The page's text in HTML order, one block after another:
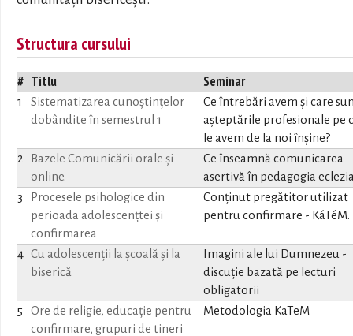
Structura cursului
# Titlu Seminar
1
Sistematizarea cunoștințelor
dobândite în semestrul 1
Ce întrebări avem și care
așteptările profesionale pe
le avem de la noi înșine?
2
Bazele Comunicării orale și
online.
Ce înseamnă comunicarea
asertivă în pedagogia
3
Procesele psihologice din
perioada adolescențtei și
confirmarea
Conținut pregătitor utilizat
pentru confirmare - KáTéM.
4 Cu adolescenții la școală și la
biserică
Imagini ale lui Dumnezeu -
discuție bazată pe lecturi
obligatorii
5
Ore de religie, educație pentru
confirmare, grupuri de tineri
Metodologia KaTeM